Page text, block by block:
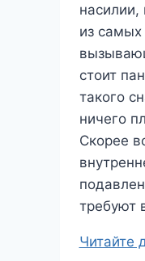
насилии,
из самых
стоит
такого
ничего
Скорее
требуют
Читайте